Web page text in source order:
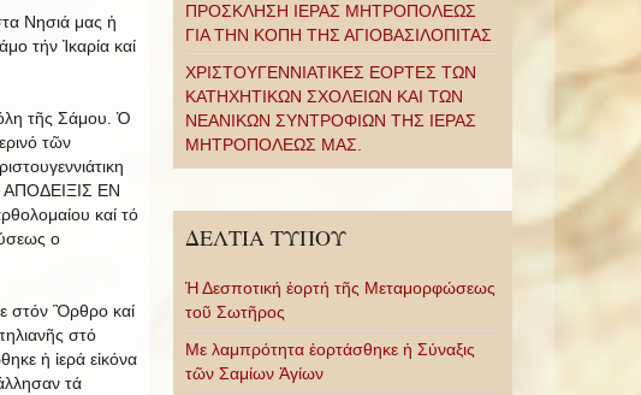
Νησιά μας ἡ
τήν Ἰκαρία καί
τῆς Σάμου. Ὁ
τῶν
ΑΠΟΔΕΙΞΙΣ ΕΝ
καί τό
ο
στόν Ὂρθρο καί
στό
ἡ ἱερά εἰκόνα
τά
ΠΡΟΣΚΛΗΣΗ ΙΕΡΑΣ ΜΗΤΡΟΠΟΛΕΩΣ
ΓΙΑ ΤΗΝ ΚΟΠΗ ΤΗΣ ΑΓΙΟΒΑΣΙΛΟΠΙΤΑΣ
ΧΡΙΣΤΟΥΓΕΝΝΙΑΤΙΚΕΣ ΕΟΡΤΕΣ ΤΩΝ
ΚΑΤΗΧΗΤΙΚΩΝ ΣΧΟΛΕΙΩΝ ΚΑΙ ΤΩΝ
ΝΕΑΝΙΚΩΝ ΣΥΝΤΡΟΦΙΩΝ ΤΗΣ ΙΕΡΑΣ
ΜΗΤΡΟΠΟΛΕΩΣ ΜΑΣ.
ΔΕΛΤΙΑ ΤΥΠΟΥ
Ἡ Δεσποτική ἑορτή τῆς Μεταμορφώσεως
τοῦ Σωτῆρος
Με λαμπρότητα ἑορτάσθηκε ἡ Σύναξις
τῶν Σαμίων Ἁγίων